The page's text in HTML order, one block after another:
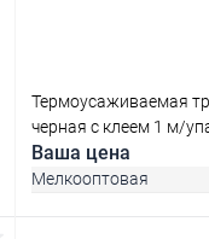
Термоусаживаемая
черная с клеем 1 м/
Ваша цена
Мелкооптовая